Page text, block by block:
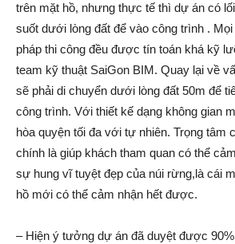
trên mặt hồ, nhưng thực tế thì dự án có
suốt dưới lòng đất để vào công trình .
pháp thi công đều được tín toán khá kỹ
team kỹ thuật SaiGon BIM. Quay lại về
sẽ phải di chuyển dưới lòng đất 50m để
công trình. Với thiết kế dạng không gian
hòa quyện tối đa với tự nhiên. Trọng tâm
chính là giúp khách tham quan có thể
sự hung vĩ tuyệt đẹp của núi rừng,là cái
hồ mới có thể cảm nhận hết được.
– Hiện ý tưởng dự án đã duyệt được